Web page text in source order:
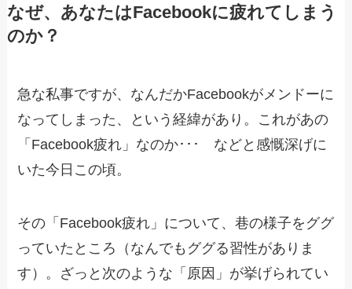
なぜ、あなたはFacebookに疲れてしまう
のか？
急な私事ですが、なんだかFacebookがメンドーに
なってしまった、という経緯があり。これがあの
「Facebook疲れ」なのか･･･ などと感慨深げに
いた今日この頃。
その「Facebook疲れ」について、巷の様子をググ
っていたところ（なんでもググる習性がありま
す）。ざっと次のような「原因」が挙げられてい